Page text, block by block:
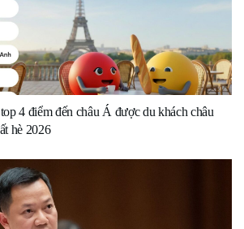
4 điểm đến châu Á được du khách châu
hè 2026